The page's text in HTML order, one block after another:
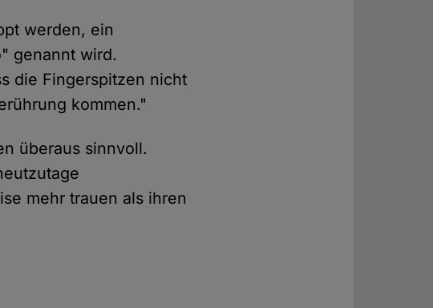
werden, ein
genannt wird.
die Fingerspitzen nicht
kommen."
überaus sinnvoll.
mehr trauen als ihren